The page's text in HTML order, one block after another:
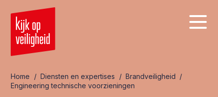
Home / Diensten en expertises / Brandveiligheid /
Engineering technische voorzieningen